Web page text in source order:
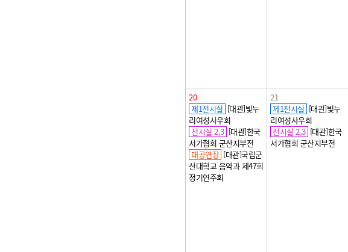
20
제1전시실 [대관]빛누
리여성사우회
전시실 2,3 [대관]한국
서가협회 군산지부전
대공연장 [대관]국립군
산대학교 음악과 제47회
정기연주회
21
제1전시실 [대관]빛누
리여성사우회
전시실 2,3 [대관]한국
서가협회 군산지부전